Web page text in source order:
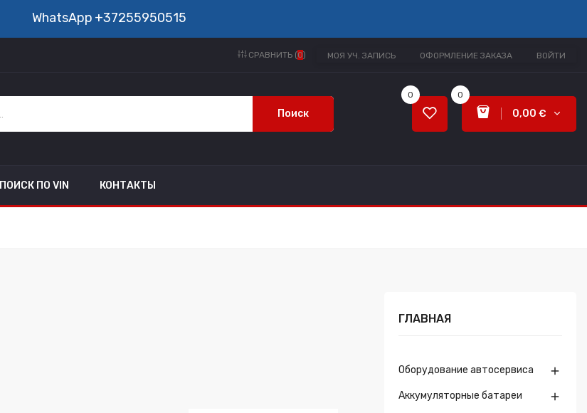
WhatsApp +37255950515
МОЯ УЧ. ЗАПИСЬ ОФОРМЛЕНИЕ ЗАКАЗА ВОЙТИ
СРАВНИТЬ (0)
Поиск
0
0,00 €
0
ПОИСК ПО VIN КОНТАКТЫ
ГЛАВНАЯ
Оборудование автосервиса 
Аккумуляторные батареи 